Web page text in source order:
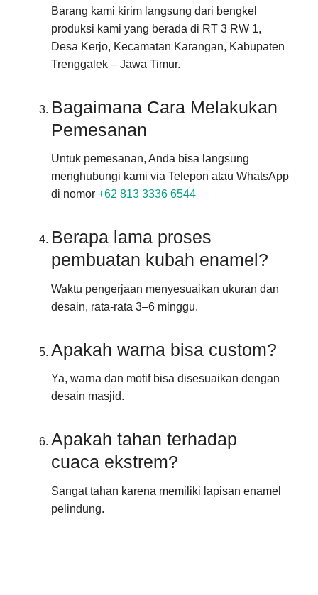
Barang kami kirim langsung dari bengkel
produksi kami yang berada di RT 3 RW 1,
Desa Kerjo, Kecamatan Karangan, Kabupaten
Trenggalek – Jawa Timur.
Bagaimana Cara Melakukan
Pemesanan
Untuk pemesanan, Anda bisa langsung
menghubungi kami via Telepon atau WhatsApp
di nomor +62 813 3336 6544
Berapa lama proses
pembuatan kubah enamel?
Waktu pengerjaan menyesuaikan ukuran dan
desain, rata-rata 3–6 minggu.
Apakah warna bisa custom?
Ya, warna dan motif bisa disesuaikan dengan
desain masjid.
Apakah tahan terhadap
cuaca ekstrem?
Sangat tahan karena memiliki lapisan enamel
pelindung.